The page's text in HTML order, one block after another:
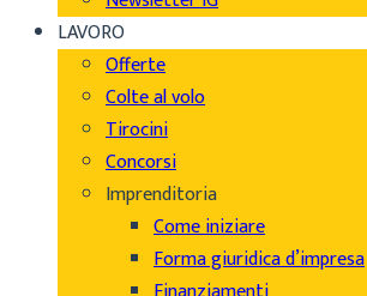
LAVORO
Offerte
Colte al volo
Tirocini
Concorsi
Imprenditoria
Come iniziare
Forma giuridica d’impresa